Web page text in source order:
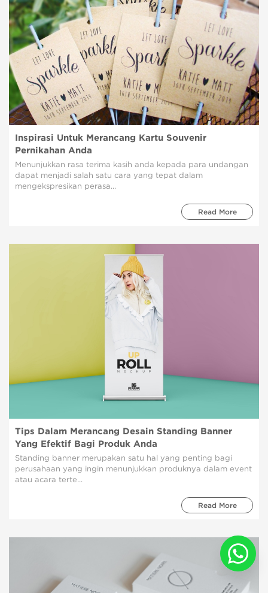
Inspirasi Untuk Merancang Kartu Souvenir
Pernikahan Anda
Menunjukkan rasa terima kasih anda kepada para undangan
dapat menjadi salah satu cara yang tepat dalam
mengekspresikan perasa...
Read More
Tips Dalam Merancang Desain Standing Banner
Yang Efektif Bagi Produk Anda
Standing banner merupakan satu hal yang penting bagi
perusahaan yang ingin menunjukkan produknya dalam event
atau acara terte...
Read More